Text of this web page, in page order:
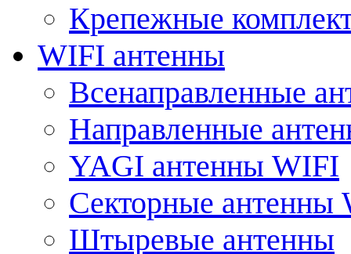
Крепежные
WIFI антенны
Всенаправленные
Направленные
YAGI антенны WIFI
Секторные антенны
Штыревые антенны